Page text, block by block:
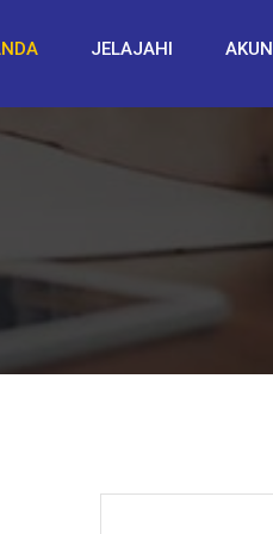
JELAJAHI AKUN